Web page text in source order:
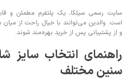
سایت رسمی سیلکا، یک پلتفرم مطمئن و
است. والدین می‌توانند با خیال راحت از
و از پشتیبانی پس از خرید بهره‌مند شوند.
راهنمای انتخاب سایز
سنین مختلف